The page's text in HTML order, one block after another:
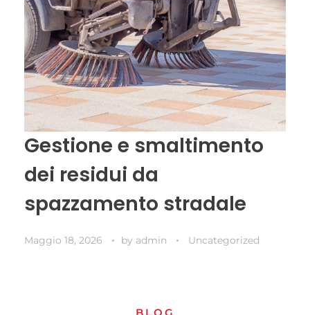
Gestione e smaltimento
dei residui da
spazzamento stradale
Maggio 18, 2026 by admin Uncategorized
BLOG